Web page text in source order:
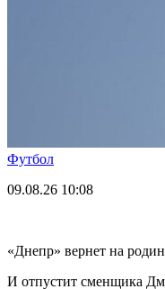
Футбол
09.08.26 10:08
«Днепр» вернет на
И отпустит сменщика